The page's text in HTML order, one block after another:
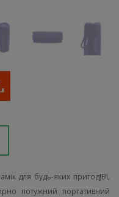
для будь-яких пригодJBL
потужний портативний